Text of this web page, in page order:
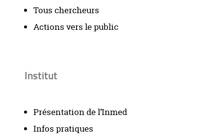
Tous chercheurs
Actions vers le public
Institut
Présentation de l’Inmed
Infos pratiques